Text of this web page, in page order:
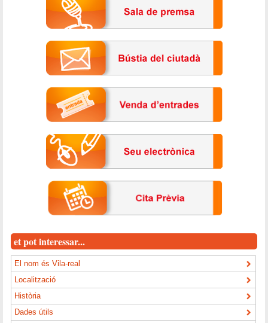
et pot interessar...
El nom és Vila-real
Localització
Història
Dades útils